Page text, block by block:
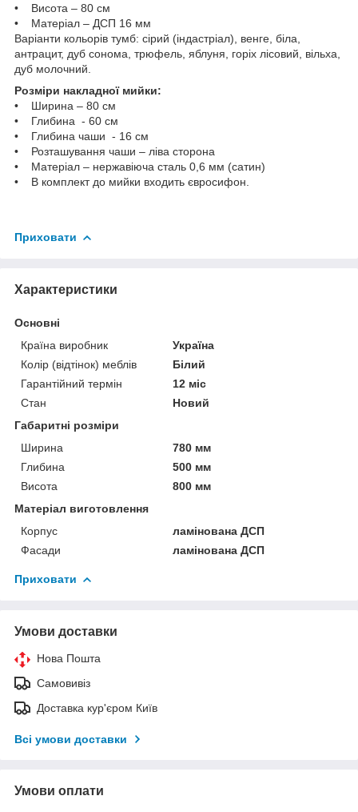
• Висота – 80 см
• Матеріал – ДСП 16 мм
Варіанти кольорів тумб: сірий (індастріал), венге, біла,
антрацит, дуб сонома, трюфель, яблуня, горіх лісовий, вільха,
дуб молочний.
Розміри накладної мийки:
• Ширина – 80 см
• Глибина - 60 см
• Глибина чаши - 16 см
• Розташування чаши – ліва сторона
• Матеріал – нержавіюча сталь 0,6 мм (сатин)
• В комплект до мийки входить євросифон.
Приховати
Характеристики
Основні
Країна виробник
Україна
Колір (відтінок) меблів
Білий
Гарантійний термін
12 міс
Стан
Новий
Габаритні розміри
Ширина
780 мм
Глибина
500 мм
Висота
800 мм
Матеріал виготовлення
Корпус
ламінована ДСП
Фасади
ламінована ДСП
Приховати
Умови доставки
Нова Пошта
Самовивіз
Доставка кур'єром Київ
Всі умови доставки
Умови оплати